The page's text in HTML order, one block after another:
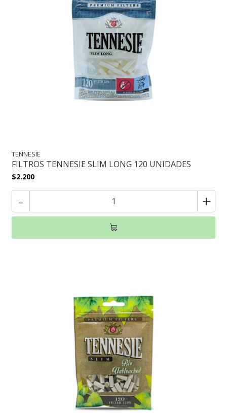
TENNESIE
FILTROS TENNESIE SLIM LONG 120 UNIDADES
$2.200
- +